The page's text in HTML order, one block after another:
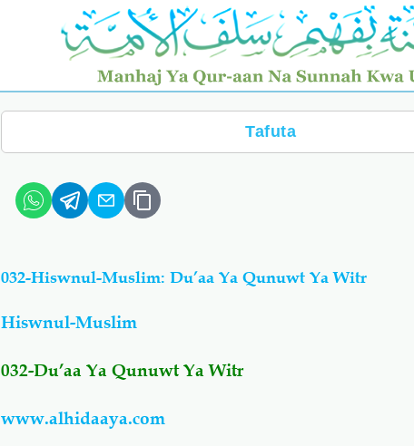
Search
032-Hiswnul-Muslim: Du’aa Ya Qunuwt Ya Witr
Hiswnul-Muslim
032-Du’aa Ya Qunuwt Ya Witr
www.alhidaaya.com